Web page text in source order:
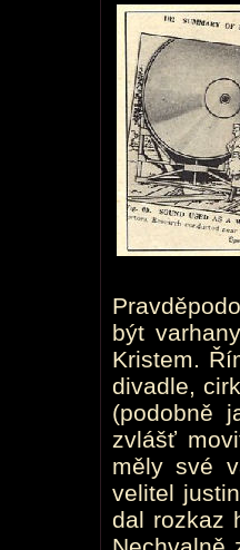
být
Kristem.
divadle,
(podobně
zvlášť
měly své
velitel
dal rozkaz